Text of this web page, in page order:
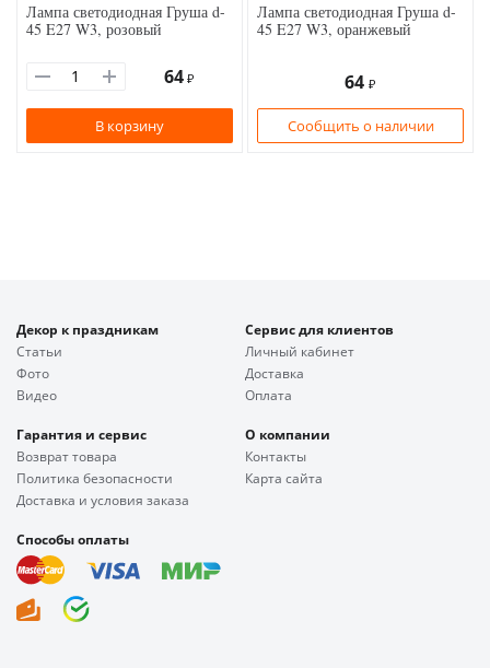
Лампа светодиодная Груша d-
45 E27 W3, розовый
64 ₽
В корзину
Лампа светодиодная Груша d-
45 E27 W3, оранжевый
64 ₽
Сообщить о наличии
Декор к праздникам
Статьи
Фото
Видео
Сервис для клиентов
Личный кабинет
Доставка
Оплата
Гарантия и сервис
Возврат товара
Политика безопасности
Доставка и условия заказа
О компании
Контакты
Карта сайта
Способы оплаты